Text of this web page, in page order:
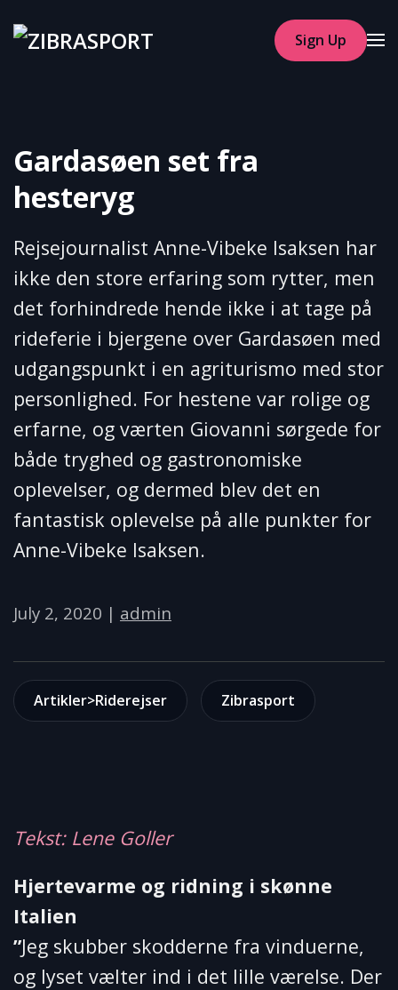
Skip to main content
Sign Up
Gardasøen set fra
hesteryg
Rejsejournalist Anne-Vibeke Isaksen har
ikke den store erfaring som rytter, men
det forhindrede hende ikke i at tage på
rideferie i bjergene over Gardasøen med
udgangspunkt i en agriturismo med stor
personlighed. For hestene var rolige og
erfarne, og værten Giovanni sørgede for
både tryghed og gastronomiske
oplevelser, og dermed blev det en
fantastisk oplevelse på alle punkter for
Anne-Vibeke Isaksen.
July 2, 2020 | admin
Artikler>Riderejser Zibrasport
Tekst: Lene Goller
Hjertevarme og ridning i skønne
Italien
”Jeg skubber skodderne fra vinduerne,
og lyset vælter ind i det lille værelse. Der